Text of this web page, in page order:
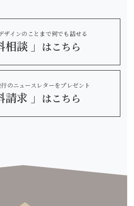
ザインのことまで何でも話せる
相談 」 はこちら
のニュースレターをプレゼント
請求 」 はこちら